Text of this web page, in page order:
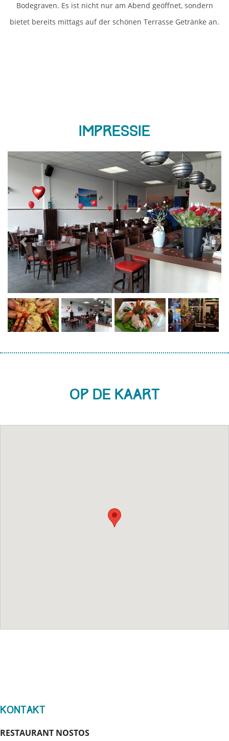
Bodegraven. Es ist nicht nur am Abend geöffnet, sondern
bietet bereits mittags auf der schönen Terrasse Getränke an.
Impressie
Previous Next
Op de kaart
Kontakt
RESTAURANT NOSTOS